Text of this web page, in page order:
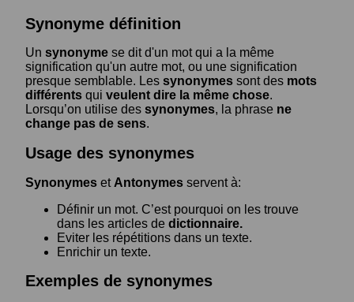
Synonyme définition
Un synonyme se dit d'un mot qui a la même
signification qu'un autre mot, ou une signification
presque semblable. Les synonymes sont des mots
différents qui veulent dire la même chose.
Lorsqu’on utilise des synonymes, la phrase ne
change pas de sens.
Usage des synonymes
Synonymes et Antonymes servent à:
Définir un mot. C’est pourquoi on les trouve
dans les articles de dictionnaire.
Eviter les répétitions dans un texte.
Enrichir un texte.
Exemples de synonymes